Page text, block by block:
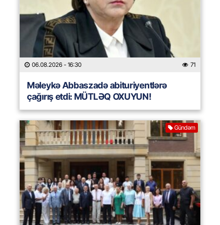
06.08.2026 - 16:30 71
Məleykə Abbaszadə abituriyentlərə
çağırış etdi: MÜTLƏQ OXUYUN!
Gündəm